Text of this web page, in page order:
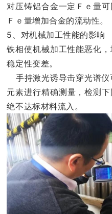
对压铸铝合金一定Ｆｅ量
Ｆｅ量增加合金的流动性。
5、对机械加工性能的影响
铁相使机械加工性能恶化
稳定性变差。
手持激光诱导击穿光谱
元素进行精确测量，检测
绝不达标材料流入。